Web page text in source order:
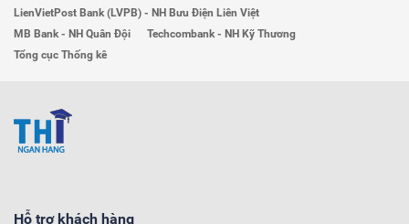
LienVietPost Bank (LVPB) - NH Bưu Điện Liên Việt
MB Bank - NH Quân Đội
Techcombank - NH Kỹ Thương
Tổng cục Thống kê
Hỗ trợ khách hàng